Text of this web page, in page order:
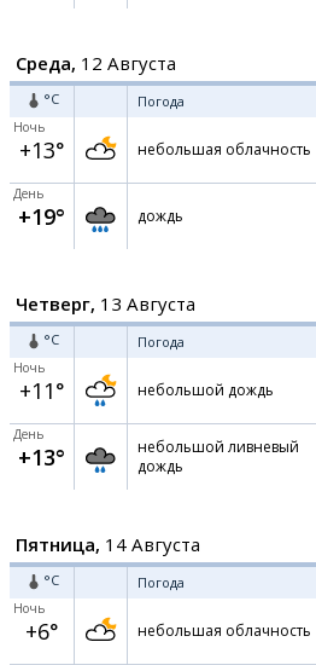
Среда, 12 Августа
°C Погода
Ночь
+13° небольшая облачность
День
+19° дождь
Четверг, 13 Августа
°C Погода
Ночь
+11° небольшой дождь
День
+13°
небольшой ливневый
дождь
Пятница, 14 Августа
°C Погода
Ночь
+6° небольшая облачность